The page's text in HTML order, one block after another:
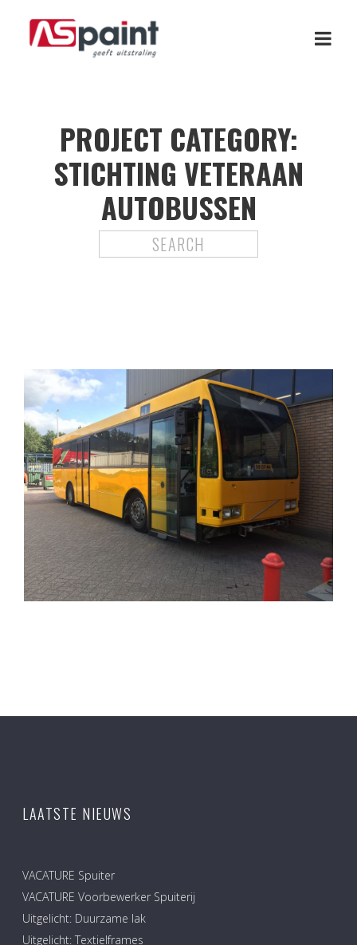
PROJECT CATEGORY:
STICHTING VETERAAN
AUTOBUSSEN
LAATSTE NIEUWS
VACATURE Spuiter
VACATURE Voorbewerker Spuiterij
Uitgelicht: Duurzame lak
Uitgelicht: Textielframes